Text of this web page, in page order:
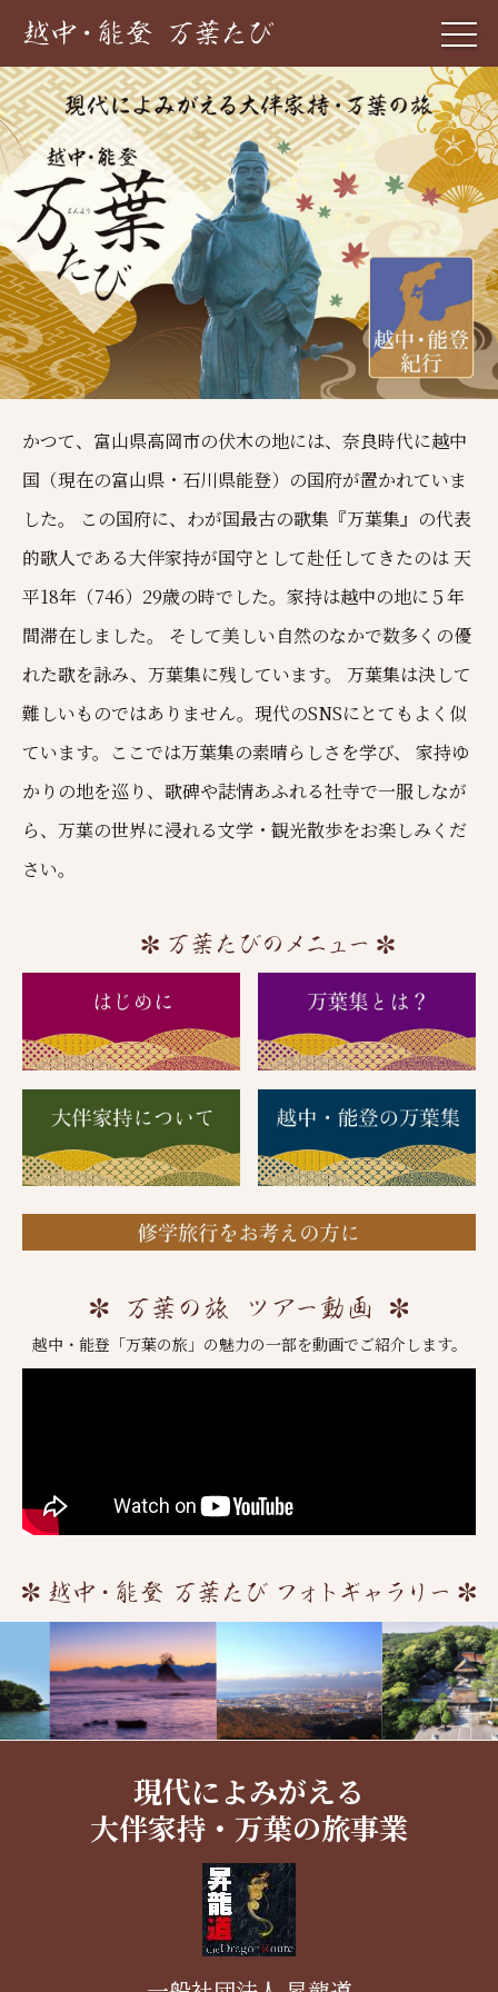
かつて、富山県高岡市の伏木の地には、奈良時代に越中
国（現在の富山県・石川県能登）の国府が置かれていま
した。
この国府に、わが国最古の歌集『万葉集』の代表
的歌人である大伴家持が国守として赴任してきたのは 天
平18年（746）29歳の時でした。家持は越中の地に５年
間滞在しました。
そして美しい自然のなかで数多くの優
れた歌を詠み、万葉集に残しています。
万葉集は決して
難しいものではありません。現代のSNSにとてもよく似
ています。ここでは万葉集の素晴らしさを学び、
家持ゆ
かりの地を巡り、歌碑や誌情あふれる社寺で一服しなが
ら、万葉の世界に浸れる文学・観光散歩をお楽しみくだ
さい。
越中・能登「万葉の旅」の魅力の一部を動画でご紹介します。
現代によみがえる
大伴家持・万葉の旅事業